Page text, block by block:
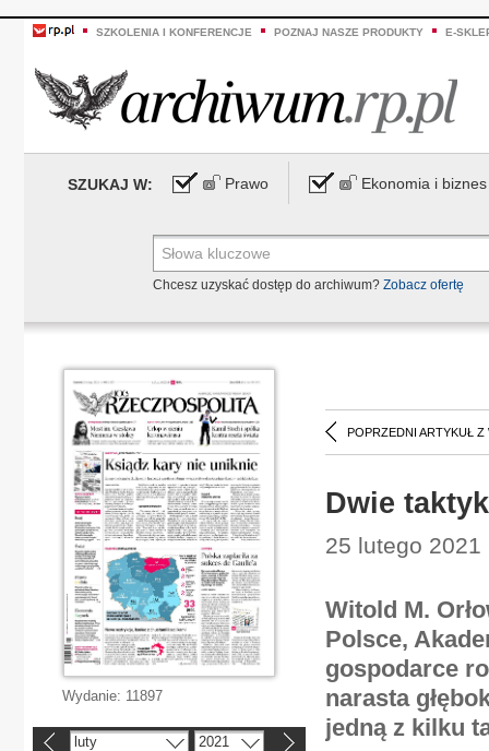
SZKOLENIA I KONFERENCJE POZNAJ NASZE PRODUKTY E-
SZUKAJ W: Prawo Ekonomia i biznes
Chcesz uzyskać dostęp do archiwum? Zobacz ofertę
POPRZEDNI ARTYKUŁ Z
Dwie
25 lutego
Witold M.
Polsce,
gospodarce
narasta
jedną z kilku
Wydanie: 11897
luty 2021